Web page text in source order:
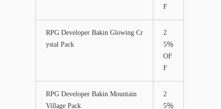
F
RPG Developer Bakin Glowing Cr
ystal Pack
2
5％
OF
F
RPG Developer Bakin Mountain
Village Pack
2
5％